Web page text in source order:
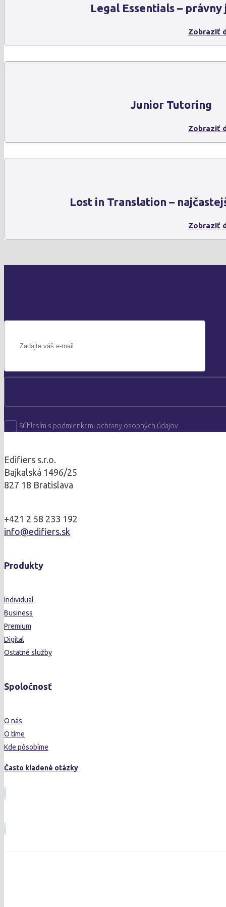
Legal Essentials – právny
Zobraziť
Junior Tutoring
Zobraziť
Lost in Translation –
Zobraziť
Súhlasím s podmienkami ochrany osobných údajov
Edifiers s.r.o.
Bajkalská 1496/25
827 18 Bratislava
+421 2 58 233 192
info@edifiers.sk
Produkty
Individual
Business
Premium
Digital
Ostatné služby
Spoločnosť
O nás
O tíme
Kde pôsobíme
Často kladené otázky